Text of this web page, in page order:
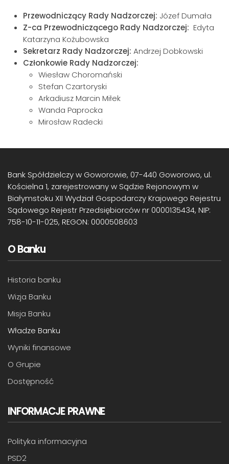
Przewodniczący Rady Nadzorczej: Józef Dumała
Z-ca Przewodniczącego Rady Nadzorczej: Edyta
Katarzyna Kożubowska
Sekretarz Rady Nadzorczej: Andrzej Dobkowski
Członkowie Rady Nadzorczej:
Wiesław Choromański
Stefan Czartoryski
Arkadiusz Marcin Miłek
Wanda Paprocka
Mirosław Radecki
Bank Spółdzielczy w Goworowie, 07-440 Goworowo, ul.
Kościelna 1, zarejestrowany w Sądzie Rejonowym w
Białymstoku XII Wydział Gospodarczy Krajowego Rejestru
Sądowego Rejestr Przedsiębiorców nr 0000135434, NIP:
758-10-11-025, REGON: 0000508603
O Banku
Historia banku
Wizja Banku
Misja Banku
Władze Banku
Wyniki finansowe
O Grupie
Dostępność
INFORMACJE PRAWNE
Polityka informacyjna
PSD2